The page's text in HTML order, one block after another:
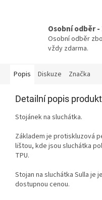
Osobní odběr -
Osobní odběr
vždy zdarma.
Popis Diskuze Značka
Detailní popis
Stojánek na sluchátka.
Základem je protiskluzová
lištou, kde jsou sluchátka
TPU.
Stojan na sluchátka Sulla je
dostupnou cenou.